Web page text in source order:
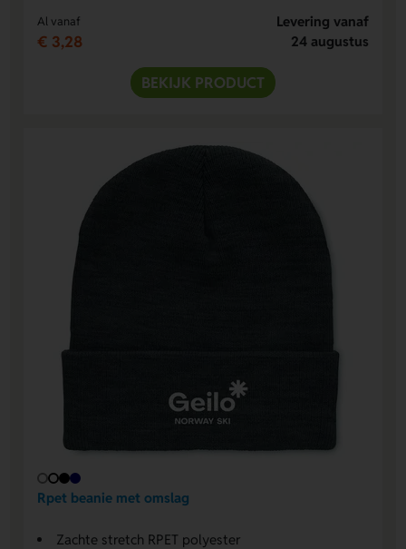
Al vanaf
€ 3,28
Levering vanaf
24 augustus
BEKIJK PRODUCT
Rpet beanie met omslag
Zachte stretch RPET polyester